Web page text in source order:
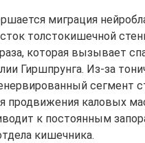
миграция
толстокишечной
которая вызывает
Гиршпрунга. Из-за
сегмент
продвижения каловых
к постоянным
кишечника.